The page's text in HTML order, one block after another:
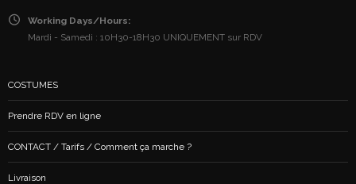
Working Days/Hours:
Mardi - Samedi : 10H30-18H30 UNIQUEMENT sur RDV
COSTUMES
Prendre RDV en ligne
CONTACT / Tarifs / Comment ça marche ?
Livraison